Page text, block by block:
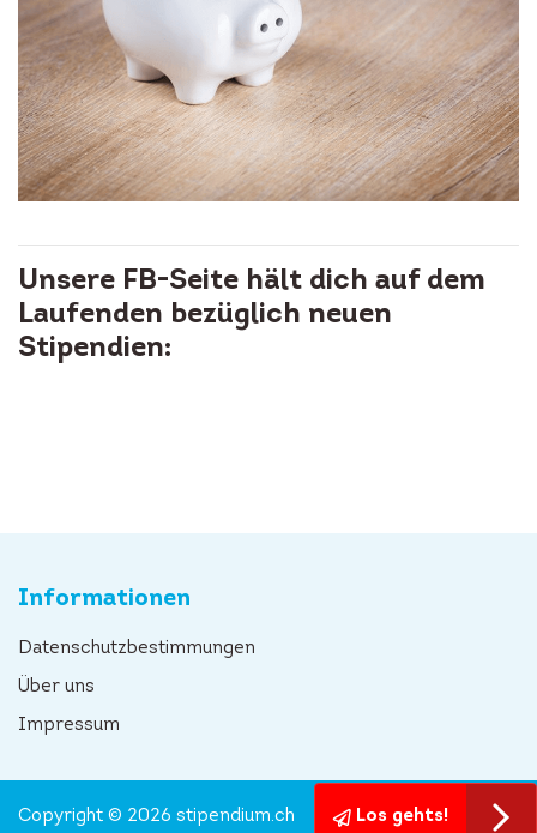
Unsere FB-Seite hält dich auf dem
Laufenden bezüglich neuen
Stipendien:
Informationen
Datenschutzbestimmungen
Über uns
Impressum
Los gehts!
Copyright © 2026 stipendium.ch